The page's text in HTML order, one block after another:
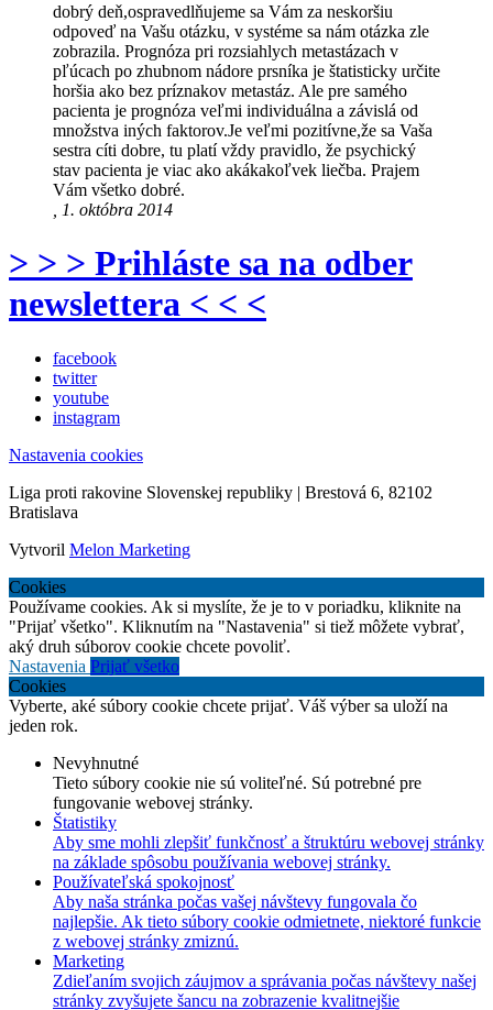
dobrý deň,ospravedlňujeme sa Vám za neskoršiu
odpoveď na Vašu otázku, v systéme sa nám otázka zle
zobrazila. Prognóza pri rozsiahlych metastázach v
pľúcach po zhubnom nádore prsníka je štatisticky určite
horšia ako bez príznakov metastáz. Ale pre samého
pacienta je prognóza veľmi individuálna a závislá od
množstva iných faktorov.Je veľmi pozitívne,že sa Vaša
sestra cíti dobre, tu platí vždy pravidlo, že psychický
stav pacienta je viac ako akákakoľvek liečba. Prajem
Vám všetko dobré.
, 1. októbra 2014
> > > Prihláste sa na odber
newslettera < < <
facebook
twitter
youtube
instagram
Nastavenia cookies
Liga proti rakovine Slovenskej republiky | Brestová 6, 82102
Bratislava
Vytvoril Melon Marketing
Cookies
Používame cookies. Ak si myslíte, že je to v poriadku, kliknite na
"Prijať všetko". Kliknutím na "Nastavenia" si tiež môžete vybrať,
aký druh súborov cookie chcete povoliť.
Nastavenia Prijať všetko
Cookies
Vyberte, aké súbory cookie chcete prijať. Váš výber sa uloží na
jeden rok.
Nevyhnutné
Tieto súbory cookie nie sú voliteľné. Sú potrebné pre
fungovanie webovej stránky.
Štatistiky
Aby sme mohli zlepšiť funkčnosť a štruktúru webovej stránky
na základe spôsobu používania webovej stránky.
Používateľská spokojnosť
Aby naša stránka počas vašej návštevy fungovala čo
najlepšie. Ak tieto súbory cookie odmietnete, niektoré funkcie
z webovej stránky zmiznú.
Marketing
Zdieľaním svojich záujmov a správania počas návštevy našej
stránky zvyšujete šancu na zobrazenie kvalitnejšie